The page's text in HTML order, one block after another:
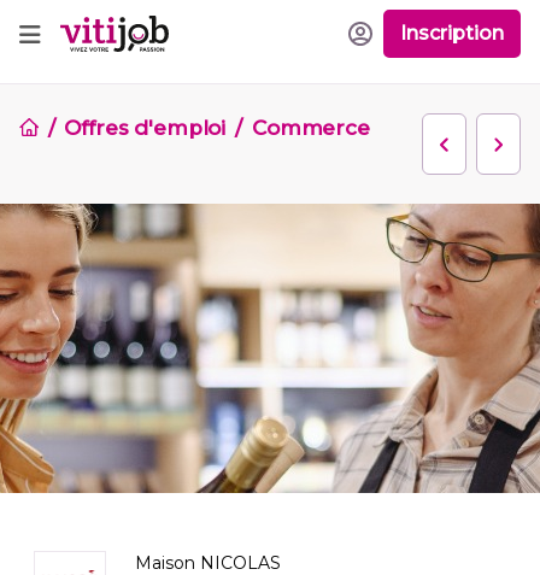
Inscription
Offres d'emploi Commerce
Maison NICOLAS